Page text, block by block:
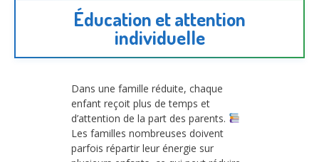
Éducation et attention
individuelle
Dans une famille réduite, chaque
enfant reçoit plus de temps et
d’attention de la part des parents.
Les familles nombreuses doivent
parfois répartir leur énergie sur